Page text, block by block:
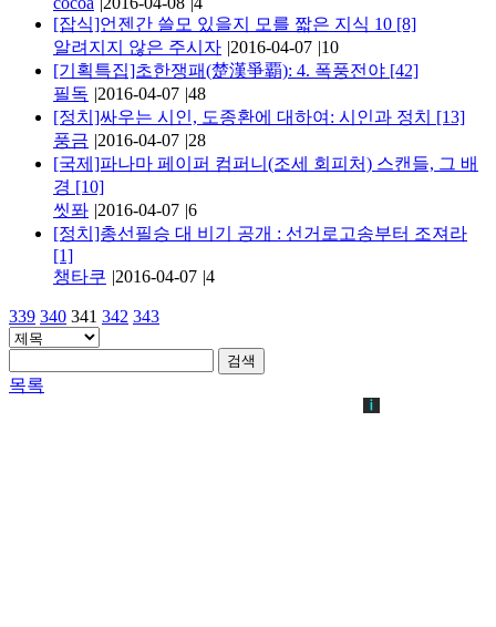
[잡식]언젠간 쓸모 있을지 모를 짧은 지식 10 [8]
알려지지 않은 주시자 |2016-04-07 |10
[기획특집]초한쟁패(楚漢爭覇): 4. 폭풍전야 [42]
필독 |2016-04-07 |48
[정치]싸우는 시인, 도종환에 대하여: 시인과 정치 [13]
풍금 |2016-04-07 |28
[국제]파나마 페이퍼 컴퍼니(조세 회피처) 스캔들, 그 배
경 [10]
씻퐈 |2016-04-07 |6
[정치]총선필승 대 비기 공개 : 선거로고송부터 조져라
[1]
챙타쿠 |2016-04-07 |4
339 340 341 342 343
검색
목록